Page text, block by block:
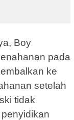
Boy
pada
ke
setelah
tidak